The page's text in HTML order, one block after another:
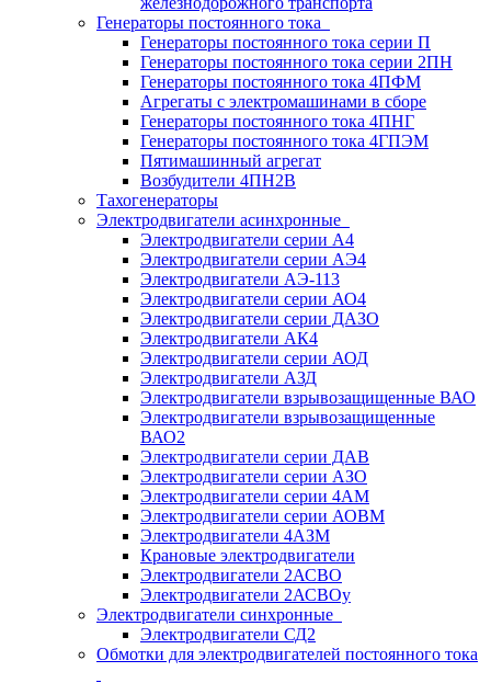
Генераторы постоянного тока
Генераторы постоянного тока серии П
Генераторы постоянного тока серии 2ПН
Генераторы постоянного тока 4ПФМ
Агрегаты с электромашинами в сборе
Генераторы постоянного тока 4ПНГ
Генераторы постоянного тока 4ГПЭМ
Пятимашинный агрегат
Возбудители 4ПН2В
Тахогенераторы
Электродвигатели асинхронные
Электродвигатели серии А4
Электродвигатели серии АЭ4
Электродвигатели АЭ-113
Электродвигатели серии АО4
Электродвигатели серии ДАЗО
Электродвигатели АК4
Электродвигатели серии АОД
Электродвигатели АЗД
Электродвигатели взрывозащищенные ВАО
Электродвигатели взрывозащищенные
ВАО2
Электродвигатели серии ДАВ
Электродвигатели серии АЗО
Электродвигатели серии 4АМ
Электродвигатели серии АОВМ
Электродвигатели 4АЗМ
Крановые электродвигатели
Электродвигатели 2АСВО
Электродвигатели 2АСВОу
Электродвигатели синхронные
Электродвигатели СД2
Обмотки для электродвигателей постоянного тока